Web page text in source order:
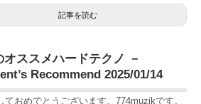
記事を読む
オススメハードテクノ －
Recommend 2025/01/14
ておめでとうございます。774muzikです。